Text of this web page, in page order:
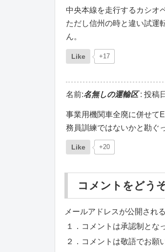
中央本線を走行するカシオ
ただし信州の時と違い試運
ん。
Like +17
名前:名無しの運輸区: 投稿
事業用機関車全廃に併せて
務員訓練ではないかと勘ぐ
Like +20
コメントをどう
メールアドレスが公開され
１．コメントは承認制とな
２．コメントは敬語でお願